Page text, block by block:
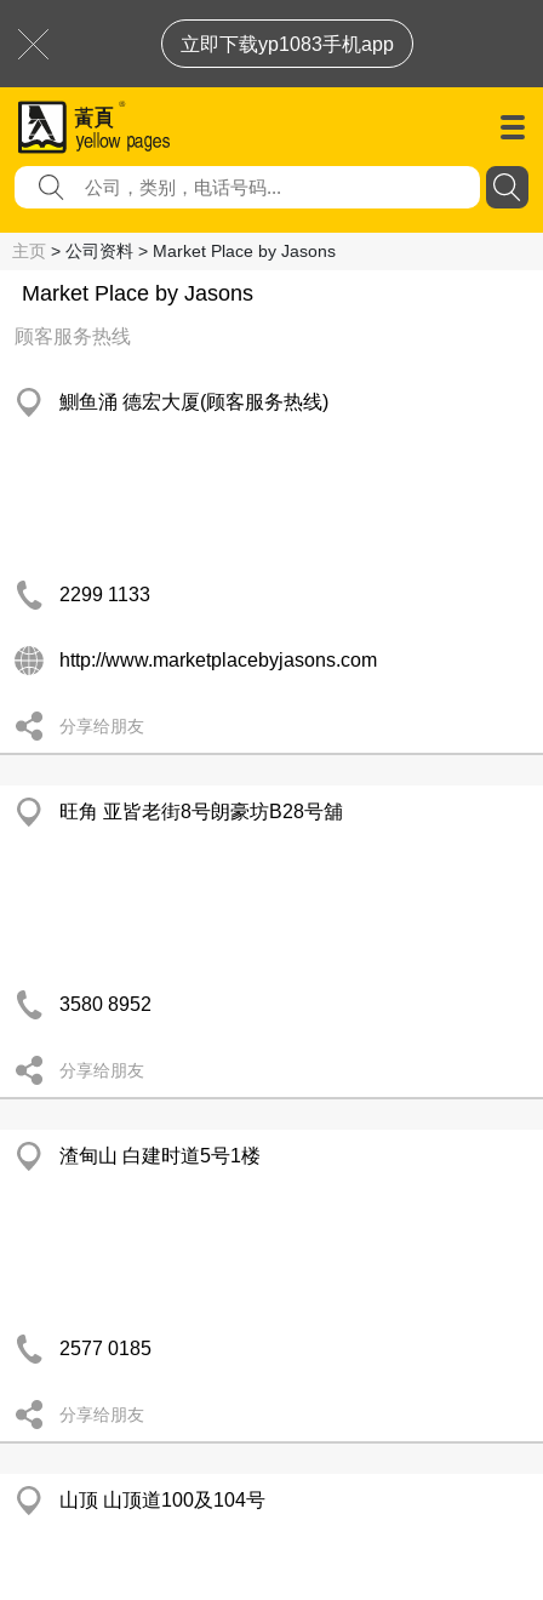
立即下载yp1083手机app
主页 > 公司资料 > Market Place by Jasons
Market Place by Jasons
顾客服务热线
鰂鱼涌 德宏大厦(顾客服务热线)
2299 1133
http://www.marketplacebyjasons.com
分享给朋友
旺角 亚皆老街8号朗豪坊B28号舖
3580 8952
分享给朋友
渣甸山 白建时道5号1楼
2577 0185
分享给朋友
山顶 山顶道100及104号